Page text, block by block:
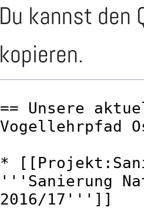
Du kannst den
kopieren.